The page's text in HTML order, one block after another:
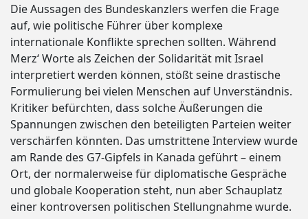
Die Aussagen des Bundeskanzlers werfen die Frage
auf, wie politische Führer über komplexe
internationale Konflikte sprechen sollten. Während
Merz‘ Worte als Zeichen der Solidarität mit Israel
interpretiert werden können, stößt seine drastische
Formulierung bei vielen Menschen auf Unverständnis.
Kritiker befürchten, dass solche Äußerungen die
Spannungen zwischen den beteiligten Parteien weiter
verschärfen könnten. Das umstrittene Interview wurde
am Rande des G7-Gipfels in Kanada geführt – einem
Ort, der normalerweise für diplomatische Gespräche
und globale Kooperation steht, nun aber Schauplatz
einer kontroversen politischen Stellungnahme wurde.